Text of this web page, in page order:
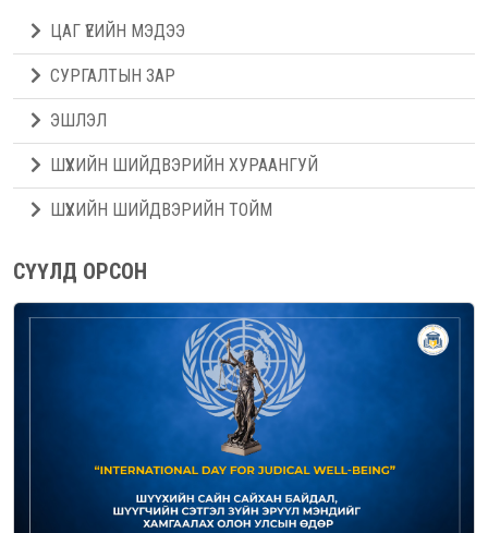
ЦАГ ҮЕИЙН МЭДЭЭ
СУРГАЛТЫН ЗАР
ЭШЛЭЛ
ШҮҮХИЙН ШИЙДВЭРИЙН ХУРААНГУЙ
ШҮҮХИЙН ШИЙДВЭРИЙН ТОЙМ
СҮҮЛД ОРСОН